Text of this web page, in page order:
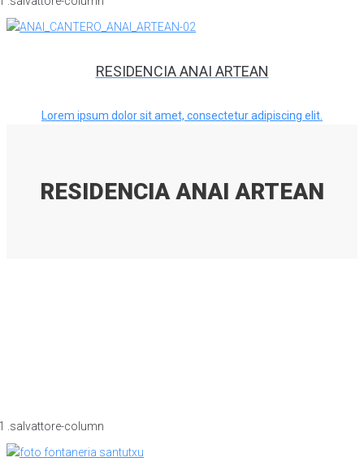
RESIDENCIA ANAI ARTEAN
Lorem ipsum dolor sit amet, consectetur adipiscing elit.
RESIDENCIA ANAI ARTEAN